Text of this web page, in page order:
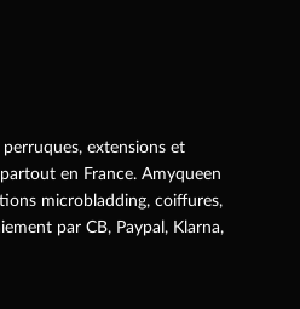
extensions et
en France. Amyqueen
microbladding, coiffures,
par CB, Paypal, Klarna,